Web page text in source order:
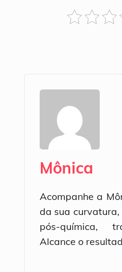
Mônica
Acompanhe a
da sua curvatura,
pós-química,
Alcance o